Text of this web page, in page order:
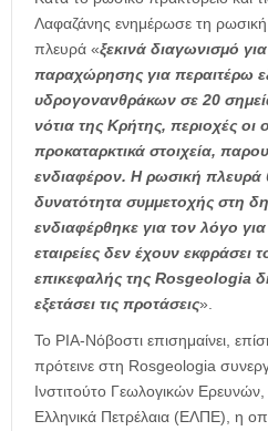
Λαφαζάνης ενημέρωσε τη ρωσική
πλευρά «ξεκινά διαγωνισμό
παραχώρησης για περαιτέρω
υδρογονανθράκων σε 20
νότια της Κρήτης, περιοχές
προκαταρκτικά στοιχεία,
ενδιαφέρον. Η ρωσική πλευρά
δυνατότητα συμμετοχής στη
ενδιαφέρθηκε για τον λόγο
εταιρείες δεν έχουν εκφράσει
επικεφαλής της Rosgeologia
εξετάσει τις προτάσεις».
Το ΡΙΑ-Νόβοστι επισημαίνει,
πρότεινε στη Rosgeologia
Ινστιτούτο Γεωλογικών Ερευνών,
Ελληνικά Πετρέλαια (ΕΛΠΕ), η